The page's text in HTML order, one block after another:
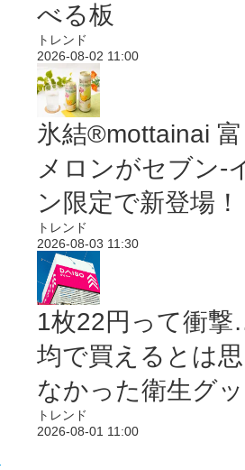
べる板
トレンド
2026-08-02 11:00
氷結®mottainai
メロンがセブン‐
ン限定で新登場！
トレンド
2026-08-03 11:30
1枚22円って衝
均で買えるとは
なかった衛生グ
トレンド
2026-08-01 11:00